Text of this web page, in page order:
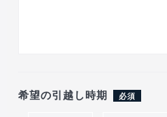
希望の引越し時期 必須